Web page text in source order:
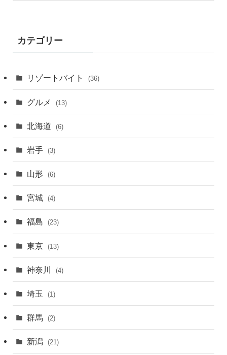
ブ
カテゴリー
リゾートバイト (36)
グルメ (13)
北海道 (6)
岩手 (3)
山形 (6)
宮城 (4)
福島 (23)
東京 (13)
神奈川 (4)
埼玉 (1)
群馬 (2)
新潟 (21)